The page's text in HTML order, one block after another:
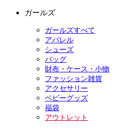
ガールズ
ガールズすべて
アパレル
シューズ
バッグ
財布・ケース・小物
ファッション雑貨
アクセサリー
ベビーグッズ
福袋
アウトレット